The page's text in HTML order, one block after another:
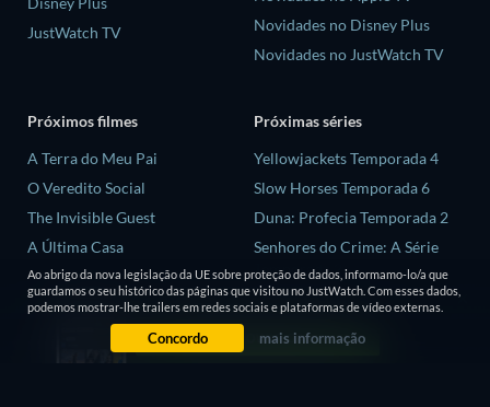
JustWatch TV
Novidades no Disney Plus
Novidades no JustWatch TV
Próximos filmes
A Terra do Meu Pai
O Veredito Social
The Invisible Guest
A Última Casa
Animais
Próximas séries
Yellowjackets Temporada 4
Slow Horses Temporada 6
Duna: Profecia Temporada 2
Senhores do Crime: A Série
Temporada 2
Love is Blind: Reino Unido
Temporada 3
Ao abrigo da nova legislação da UE sobre proteção de dados, informamo-lo/a que
guardamos o seu histórico das páginas que visitou no JustWatch. Com esses dados,
podemos mostrar-lhe trailers em redes sociais e plataformas de vídeo externas.
Concordo mais informação